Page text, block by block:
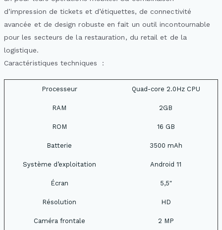
d’impression de tickets et d’étiquettes, de connectivité
avancée et de design robuste en fait un outil incontournable
pour les secteurs de la restauration, du retail et de la
logistique.
Caractéristiques techniques :
Processeur Quad-core 2.0Hz CPU
RAM 2GB
ROM 16 GB
Batterie 3500 mAh
Système d’exploitation Android 11
Écran 5,5″
Résolution HD
Caméra frontale 2 MP